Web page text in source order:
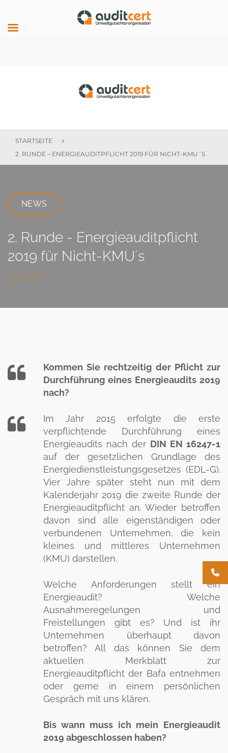
auditcert
STARTSEITE
2. RUNDE – ENERGIEAUDITPFLICHT 2019 FÜR NICHT-KMU´S
NEWS
2. Runde - Energieauditpflicht
2019 für Nicht-KMU´s
21.01.2019
Kommen Sie rechtzeitig der Pflicht zur
Durchführung eines Energieaudits 2019
nach?
Im Jahr 2015 erfolgte die erste
verpflichtende Durchführung eines
Energieaudits nach der DIN EN 16247-1
auf der gesetzlichen Grundlage des
Energiedienstleistungsgesetzes (EDL-G).
Vier Jahre später steht nun mit dem
Kalenderjahr 2019 die zweite Runde der
Energieauditpflicht an. Wieder betroffen
davon sind alle eigenständigen oder
verbundenen Unternehmen, die kein
kleines und mittleres Unternehmen
(KMU) darstellen.
Welche Anforderungen stellt ein
Energieaudit? Welche
Ausnahmeregelungen und
Freistellungen gibt es? Und ist ihr
Unternehmen überhaupt davon
betroffen? All das können Sie dem
aktuellen Merkblatt zur
Energieauditpflicht der Bafa entnehmen
oder gerne in einem persönlichen
Gespräch mit uns klären.
Bis wann muss ich mein Energieaudit
2019 abgeschlossen haben?